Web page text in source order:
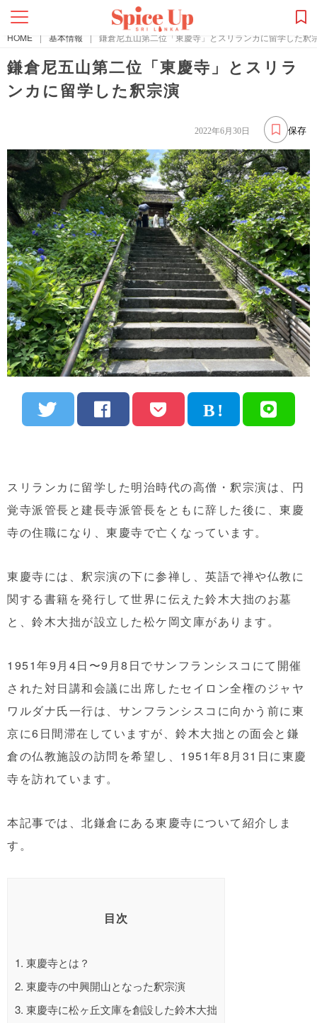
HOME | 基本情報 | 鎌倉尼五山第二位「東慶寺」とスリランカに留学した釈
鎌倉尼五山第二位「東慶寺」とスリラ
ンカに留学した釈宗演
保存
2022年6月30日
スリランカに留学した明治時代の高僧・釈宗演は、円
覚寺派管長と建長寺派管長をともに辞した後に、東慶
寺の住職になり、東慶寺で亡くなっています。
東慶寺には、釈宗演の下に参禅し、英語で禅や仏教に
関する書籍を発行して世界に伝えた鈴木大拙のお墓
と、鈴木大拙が設立した松ケ岡文庫があります。
1951年9月4日〜9月8日でサンフランシスコにて開催
された対日講和会議に出席したセイロン全権のジャヤ
ワルダナ氏一行は、サンフランシスコに向かう前に東
京に6日間滞在していますが、鈴木大拙との面会と鎌
倉の仏教施設の訪問を希望し、1951年8月31日に東慶
寺を訪れています。
本記事では、北鎌倉にある東慶寺について紹介しま
す。
目次
1. 東慶寺とは？
2. 東慶寺の中興開山となった釈宗演
3. 東慶寺に松ヶ丘文庫を創設した鈴木大拙